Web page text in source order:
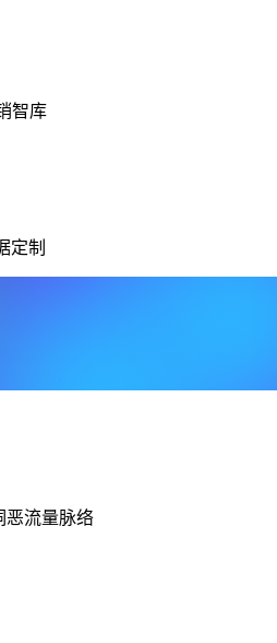
智库
定制
恶流量脉络